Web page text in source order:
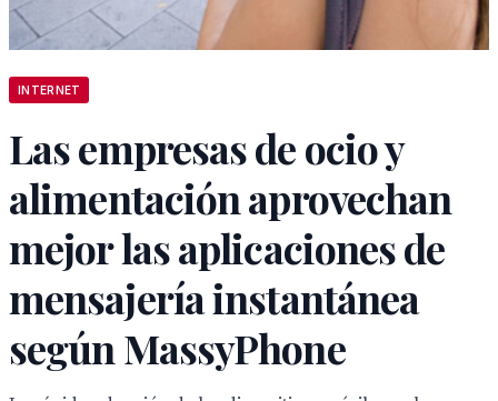
INTERNET
Las empresas de ocio y
alimentación aprovechan
mejor las aplicaciones de
mensajería instantánea
según MassyPhone